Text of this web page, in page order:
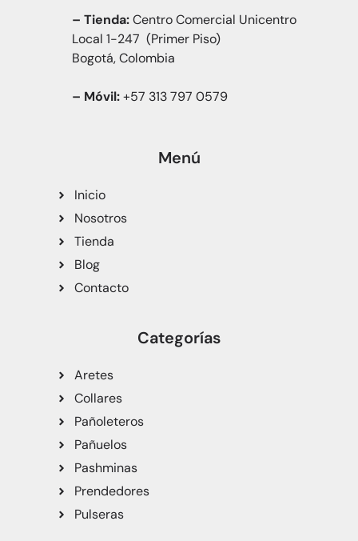
– Tienda:Centro Comercial Unicentro
Local 1-247 (Primer Piso)
Bogotá, Colombia
– Móvil:+57 313 797 0579
Menú
Inicio
Nosotros
Tienda
Blog
Contacto
Categorías
Aretes
Collares
Pañoleteros
Pañuelos
Pashminas
Prendedores
Pulseras